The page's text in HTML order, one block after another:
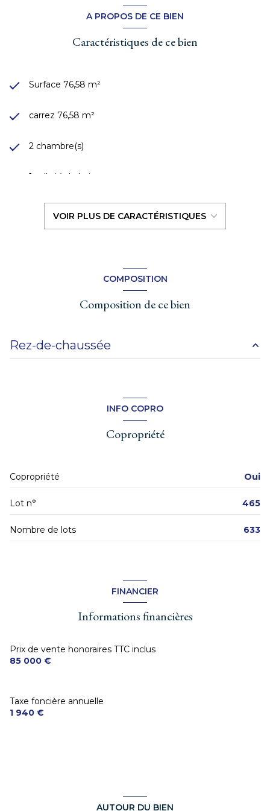
Taxe foncière 1.940 €
A PROPOS DE CE BIEN
Caractéristiques de ce bien
Surface 76,58 m²
carrez 76,58 m²
2 chambre(s)
1 salle(s) de bain
9ème étage
ascenseur
VOIR PLUS DE CARACTÉRISTIQUES
COMPOSITION
Composition de ce bien
Rez-de-chaussée
terrasse
INFO COPRO
Copropriété
Copropriété Oui
Lot n° 465
Nombre de lots 633
FINANCIER
Informations financières
Prix de vente honoraires TTC inclus
85 000 €
Taxe foncière annuelle
1 940 €
AUTOUR DU BIEN